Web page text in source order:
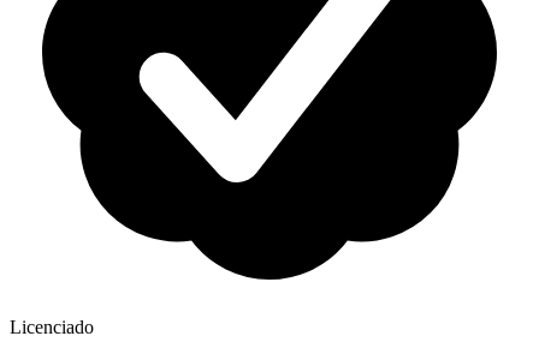
Licenciado